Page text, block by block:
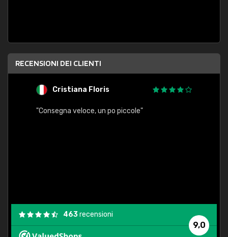
RECENSIONI DEI CLIENTI
Cristiana Floris
"Consegna veloce, un po piccole"
9,0
463recensioni